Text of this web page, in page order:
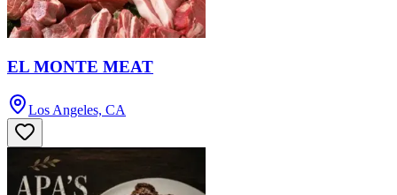
EL MONTE MEAT
Los Angeles, CA